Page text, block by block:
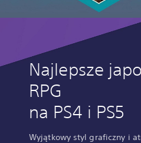
Najlepsze
RPG
na PS4 i PS5
Wyjątkowy styl graficzny i